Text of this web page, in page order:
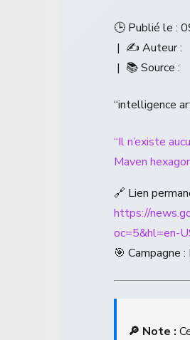
🕒 Publié le :
| ✍️ Auteur :
| 📚 Source :
“intelligence
“Il n’existe
Maven
🔗 Lien
https://
oc=5&hl=en-
🎯 Campagne
🔎 Note :